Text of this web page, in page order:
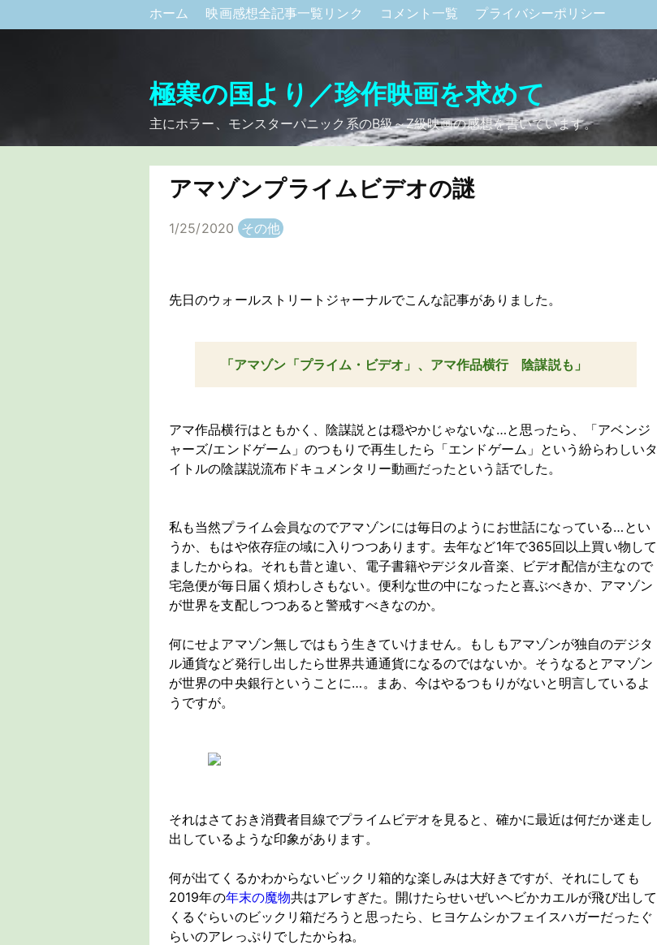
ホーム 映画感想全記事一覧リンク コメント一覧 プライバシーポリシー
極寒の国より／珍作映画を求めて
主にホラー、モンスターパニック系のB級～Z級映画の感想を書いています。
アマゾンプライムビデオの謎
1/25/2020 その他
先日のウォールストリートジャーナルでこんな記事がありました。
「アマゾン「プライム・ビデオ」、アマ作品横行 陰謀説も」
アマ作品横行はともかく、陰謀説とは穏やかじゃないな…と思ったら、「アベンジ
ャーズ/エンドゲーム」のつもりで再生したら「エンドゲーム」という紛らわしいタ
イトルの陰謀説流布ドキュメンタリー動画だったという話でした。
私も当然プライム会員なのでアマゾンには毎日のようにお世話になっている…とい
うか、もはや依存症の域に入りつつあります。去年など1年で365回以上買い物して
ましたからね。それも昔と違い、電子書籍やデジタル音楽、ビデオ配信が主なので
宅急便が毎日届く煩わしさもない。便利な世の中になったと喜ぶべきか、アマゾン
が世界を支配しつつあると警戒すべきなのか。
何にせよアマゾン無しではもう生きていけません。もしもアマゾンが独自のデジタ
ル通貨など発行し出したら世界共通通貨になるのではないか。そうなるとアマゾン
が世界の中央銀行ということに…。まあ、今はやるつもりがないと明言しているよ
うですが。
それはさておき消費者目線でプライムビデオを見ると、確かに最近は何だか迷走し
出しているような印象があります。
何が出てくるかわからないビックリ箱的な楽しみは大好きですが、それにしても
2019年の年末の魔物共はアレすぎた。開けたらせいぜいヘビかカエルが飛び出して
くるぐらいのビックリ箱だろうと思ったら、ヒヨケムシかフェイスハガーだったぐ
らいのアレっぷりでしたからね。